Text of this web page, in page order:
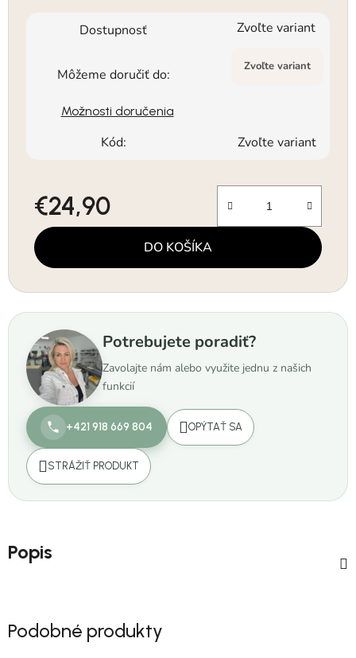
Dostupnosť Zvoľte variant
Môžeme doručiť do: Zvoľte variant
Možnosti doručenia
Kód: Zvoľte variant
€24,90
Jednotková cena:
DO KOŠÍKA
Potrebujete poradiť?
Zavolajte nám alebo využite jednu z našich
funkcií
+421 918 669 804 OPÝTAŤ SA
STRÁŽIŤ PRODUKT
Popis
Podobné produkty